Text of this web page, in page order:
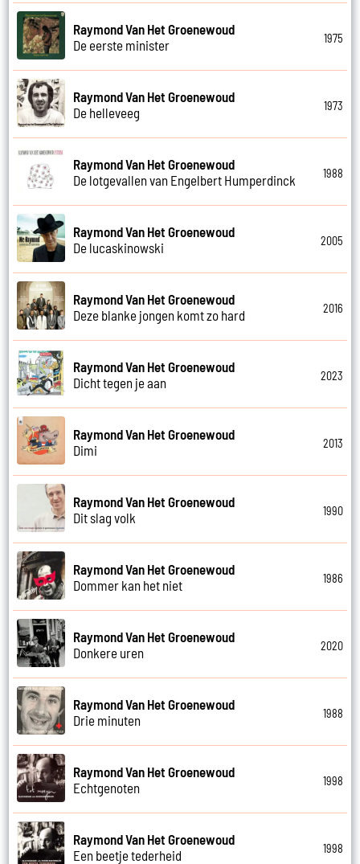
Raymond Van Het Groenewoud
De eerste minister
1975
Raymond Van Het Groenewoud
De helleveeg
1973
Raymond Van Het Groenewoud
De lotgevallen van Engelbert Humperdinck
1988
Raymond Van Het Groenewoud
De lucaskinowski
2005
Raymond Van Het Groenewoud
Deze blanke jongen komt zo hard
2016
Raymond Van Het Groenewoud
Dicht tegen je aan
2023
Raymond Van Het Groenewoud
Dimi
2013
Raymond Van Het Groenewoud
Dit slag volk
1990
Raymond Van Het Groenewoud
Dommer kan het niet
1986
Raymond Van Het Groenewoud
Donkere uren
2020
Raymond Van Het Groenewoud
Drie minuten
1988
Raymond Van Het Groenewoud
Echtgenoten
1998
Raymond Van Het Groenewoud
Een beetje tederheid
1998